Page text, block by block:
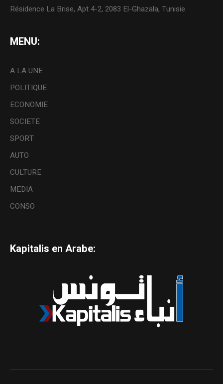
Résidence La Brise, Apt 4-2, 2083 El-Ghazala, Tunisie.
MENU:
A LA UNE
POLITIQUE
ECONOMIE
SOCIETE
SPORT
AUTO
CULTURE
MEDIA
CONSO
Kapitalis en Arabe: